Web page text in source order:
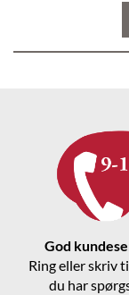
God
Ring eller skriv
du har